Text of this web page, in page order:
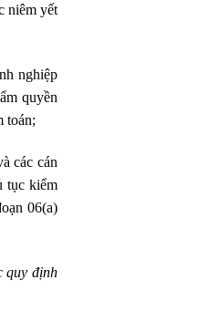
niêm yết
nghiệp
quyền
toán;
các cán
tục kiểm
06(a)
quy định